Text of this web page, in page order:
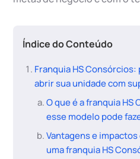
Índice do Conteúdo
Franquia HS
abrir sua unidade com
O que é a franquia
esse modelo pode
Vantagens e
uma franquia HS